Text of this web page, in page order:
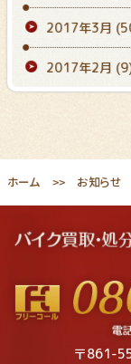
2017年3月
2017年2月
ホーム お知らせ
〒861-